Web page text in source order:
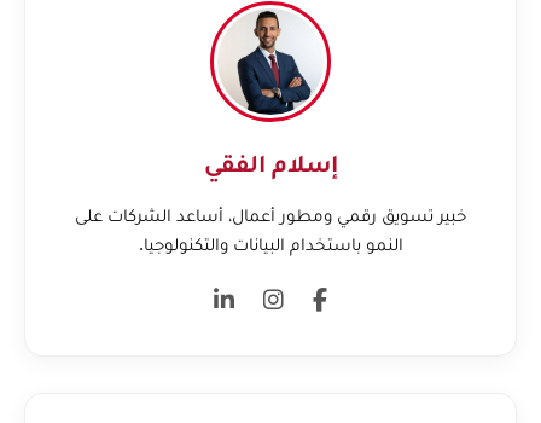
إسلام الفقي
خبير تسويق رقمي ومطور أعمال، أساعد الشركات على
النمو باستخدام البيانات والتكنولوجيا.